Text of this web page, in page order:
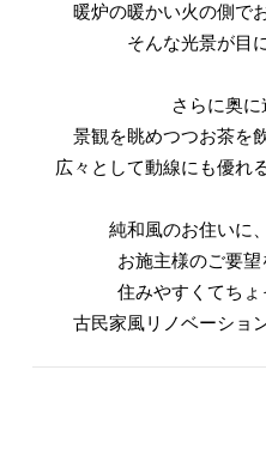
暖炉の暖かい火の側で
そんな光景が目
さらに奥に
景観を眺めつつお茶を
広々として動線にも優れ
純和風のお住いに
お施主様のご要望
住みやすくてち
古民家風リノベーショ